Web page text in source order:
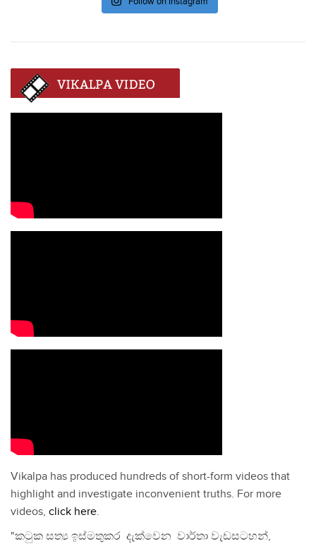
Vikalpa has produced hundreds of short-form videos that
highlight and investigate inconvenient truths. For more
videos, click here.
"කටුක සත්‍ය ඉස්මතුකර දැක්වෙන වාර්තා වැඩසටහන්,